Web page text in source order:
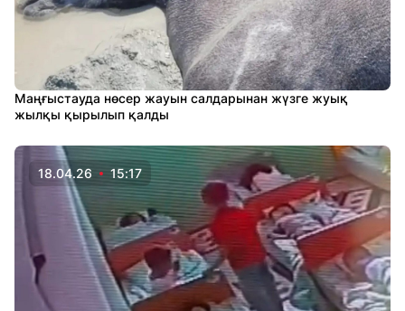
Маңғыстауда нөсер жауын салдарынан жүзге жуық
жылқы қырылып қалды
18.04.26 15:17